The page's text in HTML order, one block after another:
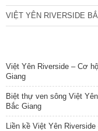
VIỆT YÊN RIVERSIDE
Việt Yên Riverside – Cơ
Giang
Biệt thự ven sông Việt
Bắc Giang
Liền kề Việt Yên